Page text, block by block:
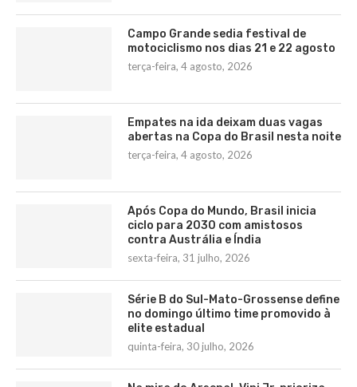
Campo Grande sedia festival de
motociclismo nos dias 21 e 22 agosto
terça-feira, 4 agosto, 2026
Empates na ida deixam duas vagas
abertas na Copa do Brasil nesta noite
terça-feira, 4 agosto, 2026
Após Copa do Mundo, Brasil inicia
ciclo para 2030 com amistosos
contra Austrália e Índia
sexta-feira, 31 julho, 2026
Série B do Sul-Mato-Grossense define
no domingo último time promovido à
elite estadual
quinta-feira, 30 julho, 2026